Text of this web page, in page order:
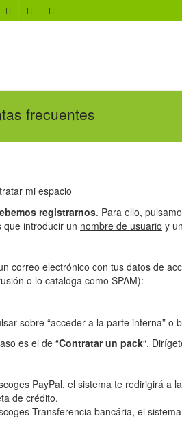
frecuentes
mi espacio
registrarnos. Para ello,
que introducir un nombre de usuario y un
correo electrónico con tus datos de
o lo cataloga como SPAM):
sobre “acceder a la parte interna” o
es el de “Contratar un pack“.
PayPal, el sistema te redirigirá a
de crédito.
Transferencia bancária, el